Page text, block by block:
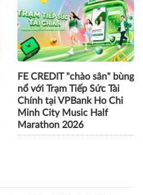
FE CREDIT "chào sân" bùng
nổ với Trạm Tiếp Sức Tài
Chính tại VPBank Ho Chi
Minh City Music Half
Marathon 2026